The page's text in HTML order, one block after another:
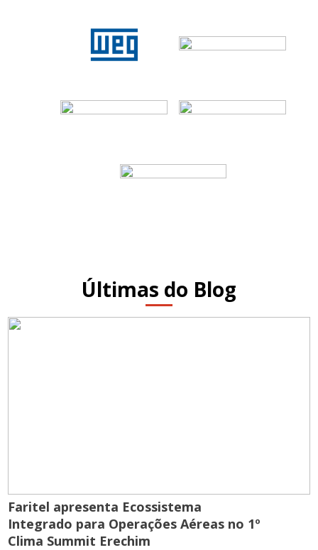
Últimas do Blog
Faritel apresenta Ecossistema
Integrado para Operações Aéreas no 1º
Clima Summit Erechim